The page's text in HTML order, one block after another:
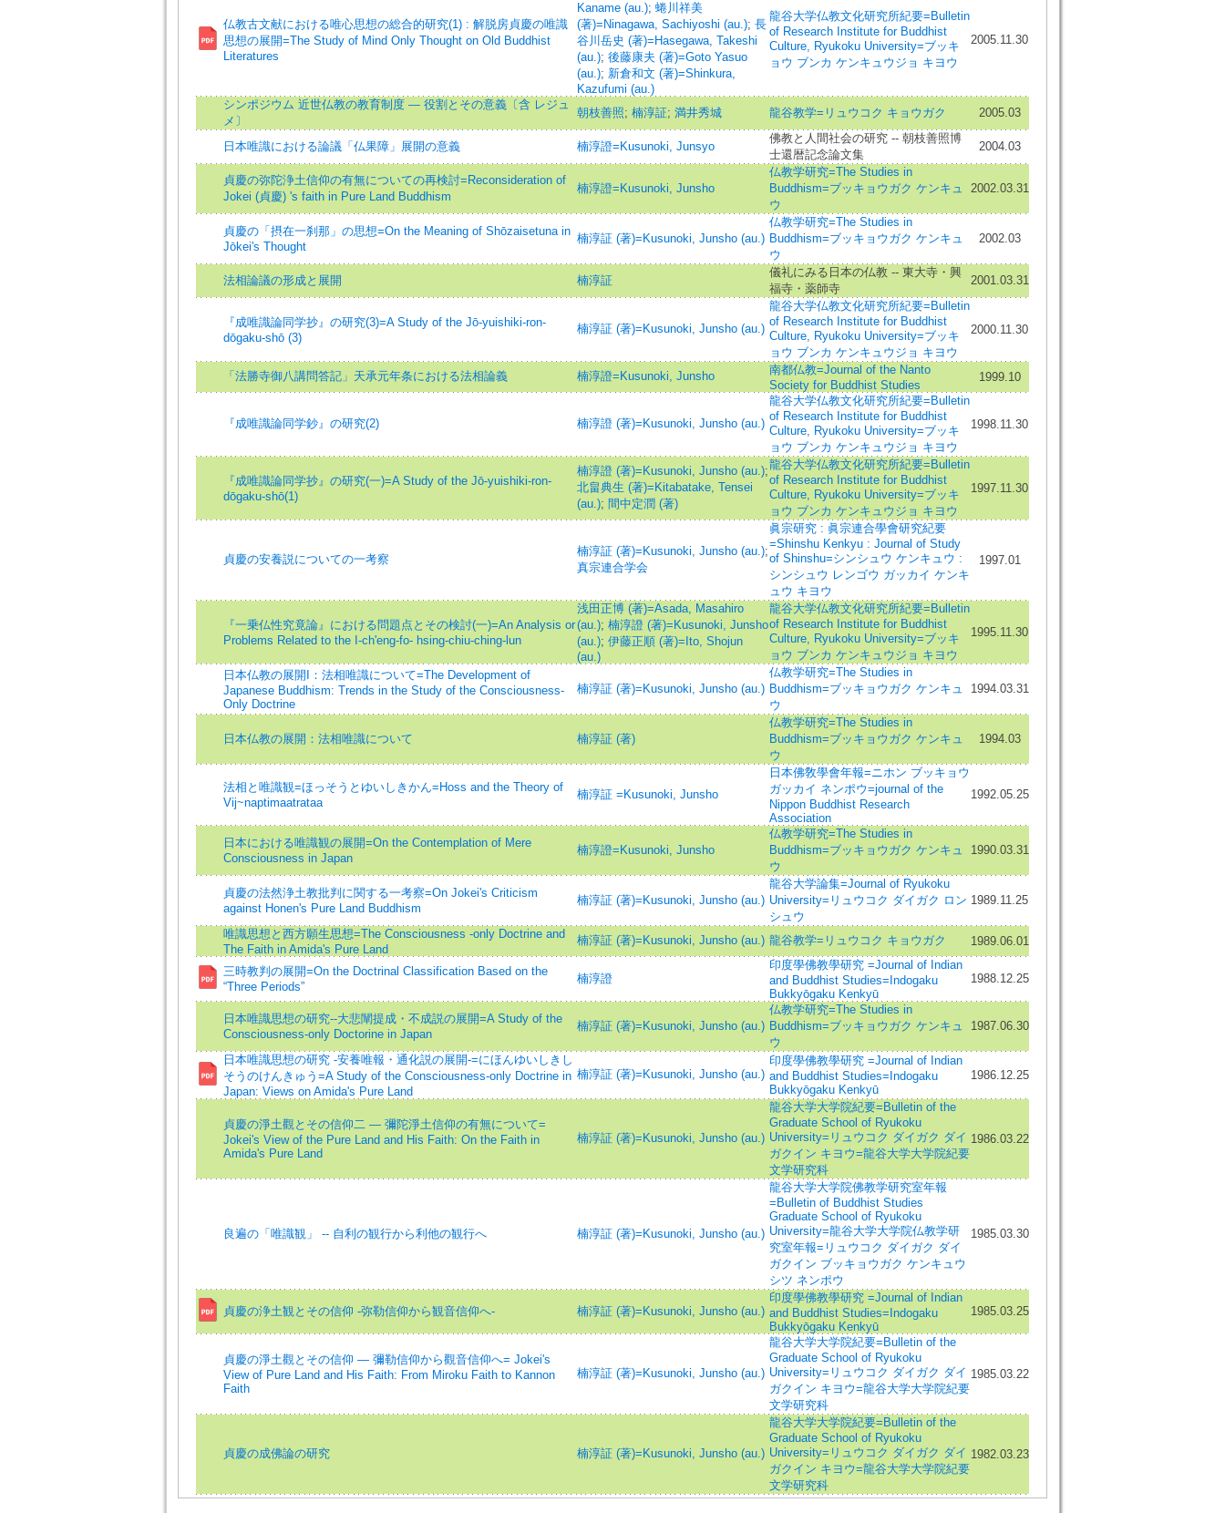
仏教古文献における唯心思想の総合的研究(1) : 解脱房貞慶の唯識
思想の展開=The Study of Mind Only Thought on Old Buddhist
Literatures
Kaname (au.); 蜷川祥美
(著)=Ninagawa, Sachiyoshi (au.); 長
谷川岳史 (著)=Hasegawa, Takeshi
(au.); 後藤康夫 (著)=Goto Yasuo
(au.); 新倉和文 (著)=Shinkura,
Kazufumi (au.)
龍谷大学仏教文化研究所紀要=Bulletin
of Research Institute for Buddhist
Culture, Ryukoku University=ブッキ
ョウ ブンカ ケンキュウジョ キヨウ
2005.11.30
シンポジウム 近世仏教の教育制度 — 役割とその意義〔含 レジュ
メ〕
朝枝善照; 楠淳証; 満井秀城 龍谷教学=リュウコク キョウガク 2005.03
日本唯識における論議「仏果障」展開の意義 楠淳證=Kusunoki, Junsyo
佛教と人間社会の研究 -- 朝枝善照博
士還暦記念論文集
2004.03
貞慶の弥陀浄土信仰の有無についての再検討=Reconsideration of
Jokei (貞慶) 's faith in Pure Land Buddhism
楠淳證=Kusunoki, Junsho
仏教学研究=The Studies in
Buddhism=ブッキョウガク ケンキュ
ウ
2002.03.31
貞慶の「摂在一刹那」の思想=On the Meaning of Shōzaisetuna in
Jōkei's Thought
楠淳証 (著)=Kusunoki, Junsho (au.)
仏教学研究=The Studies in
Buddhism=ブッキョウガク ケンキュ
ウ
2002.03
法相論議の形成と展開 楠淳証
儀礼にみる日本の仏教 -- 東大寺・興
福寺・薬師寺
2001.03.31
『成唯識論同学抄』の研究(3)=A Study of the Jō-yuishiki-ron-
dōgaku-shō (3)
楠淳証 (著)=Kusunoki, Junsho (au.)
龍谷大学仏教文化研究所紀要=Bulletin
of Research Institute for Buddhist
Culture, Ryukoku University=ブッキ
ョウ ブンカ ケンキュウジョ キヨウ
2000.11.30
「法勝寺御八講問答記」天承元年条における法相論義 楠淳證=Kusunoki, Junsho
南都仏教=Journal of the Nanto
Society for Buddhist Studies
1999.10
『成唯識論同学鈔』の研究(2) 楠淳證 (著)=Kusunoki, Junsho (au.)
龍谷大学仏教文化研究所紀要=Bulletin
of Research Institute for Buddhist
Culture, Ryukoku University=ブッキ
ョウ ブンカ ケンキュウジョ キヨウ
1998.11.30
『成唯識論同学抄』の研究(一)=A Study of the Jō-yuishiki-ron-
dōgaku-shō(1)
楠淳證 (著)=Kusunoki, Junsho (au.);
北畠典生 (著)=Kitabatake, Tensei
(au.); 間中定潤 (著)
龍谷大学仏教文化研究所紀要=Bulletin
of Research Institute for Buddhist
Culture, Ryukoku University=ブッキ
ョウ ブンカ ケンキュウジョ キヨウ
1997.11.30
貞慶の安養説についての一考察
楠淳証 (著)=Kusunoki, Junsho (au.);
真宗連合学会
眞宗研究 : 眞宗連合學會研究紀要
=Shinshu Kenkyu : Journal of Study
of Shinshu=シンシュウ ケンキュウ :
シンシュウ レンゴウ ガッカイ ケンキ
ュウ キヨウ
1997.01
『一乗仏性究竟論』における問題点とその検討(一)=An Analysis or
Problems Related to the I-ch'eng-fo- hsing-chiu-ching-lun
浅田正博 (著)=Asada, Masahiro
(au.); 楠淳證 (著)=Kusunoki, Junsho
(au.); 伊藤正順 (著)=Ito, Shojun
(au.)
龍谷大学仏教文化研究所紀要=Bulletin
of Research Institute for Buddhist
Culture, Ryukoku University=ブッキ
ョウ ブンカ ケンキュウジョ キヨウ
1995.11.30
日本仏教の展開I：法相唯識について=The Development of
Japanese Buddhism: Trends in the Study of the Consciousness-
Only Doctrine
楠淳証 (著)=Kusunoki, Junsho (au.)
仏教学研究=The Studies in
Buddhism=ブッキョウガク ケンキュ
ウ
1994.03.31
日本仏教の展開：法相唯識について 楠淳証 (著)
仏教学研究=The Studies in
Buddhism=ブッキョウガク ケンキュ
ウ
1994.03
法相と唯識観=ほっそうとゆいしきかん=Hoss and the Theory of
Vij~naptimaatrataa
楠淳証 =Kusunoki, Junsho
日本佛敎學會年報=ニホン ブッキョウ
ガッカイ ネンポウ=journal of the
Nippon Buddhist Research
Association
1992.05.25
日本における唯識観の展開=On the Contemplation of Mere
Consciousness in Japan
楠淳證=Kusunoki, Junsho
仏教学研究=The Studies in
Buddhism=ブッキョウガク ケンキュ
ウ
1990.03.31
貞慶の法然浄土教批判に関する一考察=On Jokei's Criticism
against Honen's Pure Land Buddhism
楠淳証 (著)=Kusunoki, Junsho (au.)
龍谷大学論集=Journal of Ryukoku
University=リュウコク ダイガク ロン
シュウ
1989.11.25
唯識思想と西方願生思想=The Consciousness -only Doctrine and
The Faith in Amida's Pure Land
楠淳証 (著)=Kusunoki, Junsho (au.) 龍谷教学=リュウコク キョウガク 1989.06.01
三時教判の展開=On the Doctrinal Classification Based on the
“Three Periods”
楠淳證
印度學佛教學研究 =Journal of Indian
and Buddhist Studies=Indogaku
Bukkyōgaku Kenkyū
1988.12.25
日本唯識思想の研究--大悲闡提成・不成説の展開=A Study of the
Consciousness-only Doctorine in Japan
楠淳証 (著)=Kusunoki, Junsho (au.)
仏教学研究=The Studies in
Buddhism=ブッキョウガク ケンキュ
ウ
1987.06.30
日本唯識思想の研究 -安養唯報・通化説の展開-=にほんゆいしきし
そうのけんきゅう=A Study of the Consciousness-only Doctrine in
Japan: Views on Amida's Pure Land
楠淳証 (著)=Kusunoki, Junsho (au.)
印度學佛教學研究 =Journal of Indian
and Buddhist Studies=Indogaku
Bukkyōgaku Kenkyū
1986.12.25
貞慶の淨土觀とその信仰二 — 彌陀淨土信仰の有無について=
Jokei's View of the Pure Land and His Faith: On the Faith in
Amida's Pure Land
楠淳証 (著)=Kusunoki, Junsho (au.)
龍谷大学大学院紀要=Bulletin of the
Graduate School of Ryukoku
University=リュウコク ダイガク ダイ
ガクイン キヨウ=龍谷大学大学院紀要
文学研究科
1986.03.22
良遍の「唯識観」 -- 自利の観行から利他の観行へ 楠淳証 (著)=Kusunoki, Junsho (au.)
龍谷大学大学院佛教学研究室年報
=Bulletin of Buddhist Studies
Graduate School of Ryukoku
University=龍谷大学大学院仏教学研
究室年報=リュウコク ダイガク ダイ
ガクイン ブッキョウガク ケンキュウ
シツ ネンポウ
1985.03.30
貞慶の浄土観とその信仰 -弥勒信仰から観音信仰へ- 楠淳証 (著)=Kusunoki, Junsho (au.)
印度學佛教學研究 =Journal of Indian
and Buddhist Studies=Indogaku
Bukkyōgaku Kenkyū
1985.03.25
貞慶の淨土觀とその信仰 — 彌勒信仰から觀音信仰へ= Jokei's
View of Pure Land and His Faith: From Miroku Faith to Kannon
Faith
楠淳証 (著)=Kusunoki, Junsho (au.)
龍谷大学大学院紀要=Bulletin of the
Graduate School of Ryukoku
University=リュウコク ダイガク ダイ
ガクイン キヨウ=龍谷大学大学院紀要
文学研究科
1985.03.22
貞慶の成佛論の研究 楠淳証 (著)=Kusunoki, Junsho (au.)
龍谷大学大学院紀要=Bulletin of the
Graduate School of Ryukoku
University=リュウコク ダイガク ダイ
ガクイン キヨウ=龍谷大学大学院紀要
文学研究科
1982.03.23